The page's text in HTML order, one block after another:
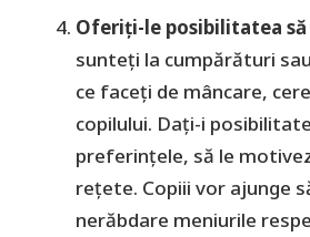
Oferiți-le posibilitatea să
sunteți la cumpărături
ce faceți de mâncare,
copilului. Dați-i
preferințele, să le
rețete. Copiii vor ajunge
nerăbdare meniurile